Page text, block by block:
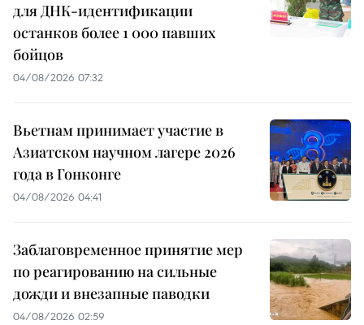
для ДНК-идентификации
останков более 1 000 павших
бойцов
04/08/2026 07:32
Вьетнам принимает участие в
Азиатском научном лагере 2026
года в Гонконге
04/08/2026 04:41
Заблаговременное принятие мер
по реагированию на сильные
дожди и внезапные паводки
04/08/2026 02:59